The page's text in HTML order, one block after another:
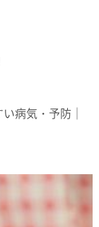
病気・予防｜